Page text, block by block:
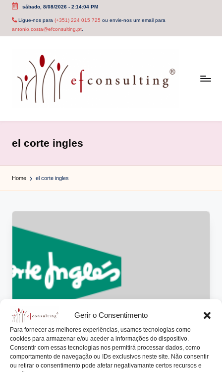
Gerir o Consentimento
Para fornecer as melhores experiências, usamos tecnologias como
cookies para armazenar e/ou aceder a informações do dispositivo.
Consentir com essas tecnologias nos permitirá processar dados, como
comportamento de navegação ou IDs exclusivos neste site. Não consentir
ou retirar o consentimento pode afetar negativamante certos recursos e
Skip
sábado, 8/08/2026- 2:14:04 PM
Ligue-nos para (+351) 224 015 725 ou envie-nos um email para
antonio.costa@efconsulting.pt.
c
o
n
u
lt
n
g
.
p
t
el corte ingles
Home el corte ingles
Posted
in
Artigos
Sobrinho (Dimas) sucede a sobrinho